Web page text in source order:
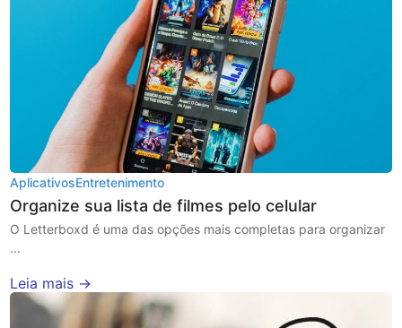
AplicativosEntretenimento
Organize sua lista de filmes pelo celular
O Letterboxd é uma das opções mais completas para organizar
...
Leia mais →